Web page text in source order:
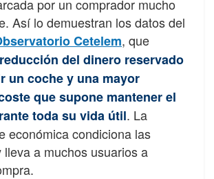
por un comprador mucho
Así lo demuestran los datos del
Cetelem, que
del dinero reservado
un coche y una mayor
que supone mantener el
toda su vida útil. La
económica condiciona las
lleva a muchos usuarios a